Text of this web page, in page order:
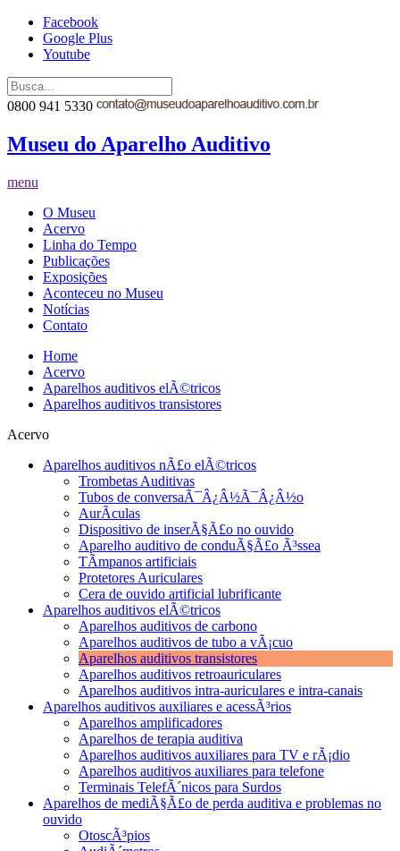
Facebook
Google Plus
Youtube
0800 941 5330
Museu do Aparelho Auditivo
menu
O Museu
Acervo
Linha do Tempo
Publicações
Exposições
Aconteceu no Museu
Notícias
Contato
Home
Acervo
Aparelhos auditivos elÃ©tricos
Aparelhos auditivos transistores
Acervo
Aparelhos auditivos nÃ£o elÃ©tricos
Trombetas Auditivas
Tubos de conversaÃ¯Â¿Â½Ã¯Â¿Â½o
AurÃ­culas
Dispositivo de inserÃ§Ã£o no ouvido
Aparelho auditivo de conduÃ§Ã£o Ã³ssea
TÃ­mpanos artificiais
Protetores Auriculares
Cera de ouvido artificial lubrificante
Aparelhos auditivos elÃ©tricos
Aparelhos auditivos de carbono
Aparelhos auditivos de tubo a vÃ¡cuo
Aparelhos auditivos transistores
Aparelhos auditivos retroauriculares
Aparelhos auditivos intra-auriculares e intra-canais
Aparelhos auditivos auxiliares e acessÃ³rios
Aparelhos amplificadores
Aparelhos de terapia auditiva
Aparelhos auditivos auxiliares para TV e rÃ¡dio
Aparelhos auditivos auxiliares para telefone
Terminais TelefÃ´nicos para Surdos
Aparelhos de mediÃ§Ã£o de perda auditiva e problemas no
ouvido
OtoscÃ³pios